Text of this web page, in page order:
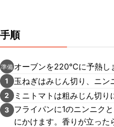
手順
準備 オーブンを220℃に予熱し
1 玉ねぎはみじん切り、ニン
2 ミニトマトは粗みじん切り
3
フライパンに1のニンニク
にかけます。香りが立った